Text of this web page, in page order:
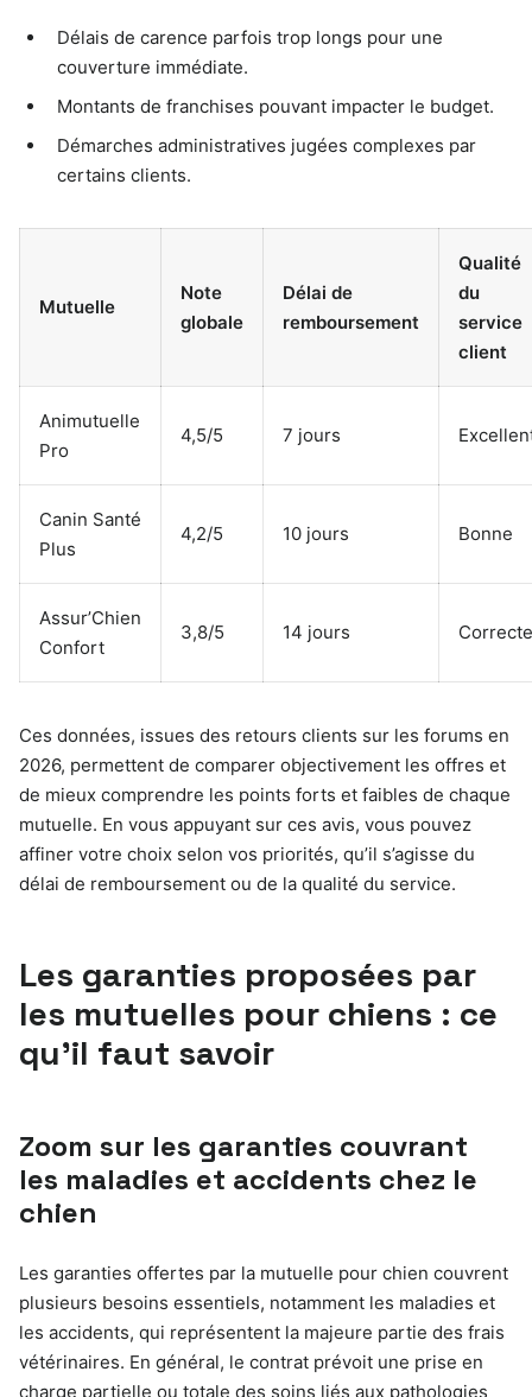
Délais de carence parfois trop longs pour une
couverture immédiate.
Montants de franchises pouvant impacter le budget.
Démarches administratives jugées complexes par
certains clients.
Mutuelle
Note
globale
Délai de
remboursement
Qualité
du
service
client
Animutuelle
Pro
4,5/5 7 jours
Canin Santé
Plus
4,2/5 10 jours Bonne
Assur’Chien
Confort
3,8/5 14 jours Correcte
Ces données, issues des retours clients sur les forums en
2026, permettent de comparer objectivement les offres et
de mieux comprendre les points forts et faibles de chaque
mutuelle. En vous appuyant sur ces avis, vous pouvez
affiner votre choix selon vos priorités, qu’il s’agisse du
délai de remboursement ou de la qualité du service.
Les garanties proposées par
les mutuelles pour chiens : ce
qu’il faut savoir
Zoom sur les garanties couvrant
les maladies et accidents chez le
chien
Les garanties offertes par la mutuelle pour chien couvrent
plusieurs besoins essentiels, notamment les maladies et
les accidents, qui représentent la majeure partie des frais
vétérinaires. En général, le contrat prévoit une prise en
charge partielle ou totale des soins liés aux pathologies